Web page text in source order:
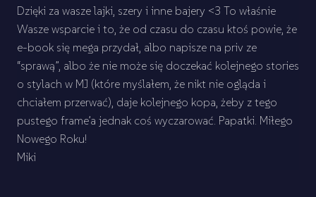
Dzięki za wasze lajki, szery i inne bajery <3 To właśnie
Wasze wsparcie i to, że od czasu do czasu ktoś powie, że
e-book się mega przydał, albo napisze na priv ze
“sprawą”, albo że nie może się doczekać kolejnego stories
o stylach w MJ (które myślałem, że nikt nie ogląda i
chciałem przerwać), daje kolejnego kopa, żeby z tego
pustego frame’a jednak coś wyczarować. Papatki. Miłego
Nowego Roku!
Miki